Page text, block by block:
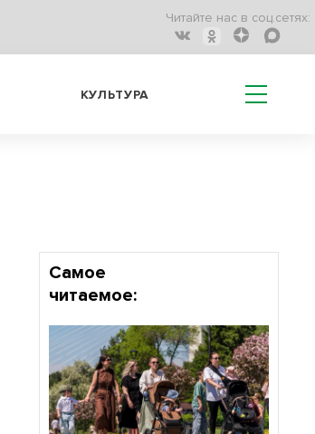
Читайте нас в соц.сетях:
КУЛЬТУРА
Самое
читаемое: